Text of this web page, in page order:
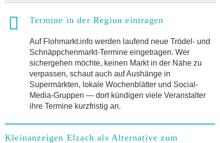
Termine in der Region eintragen
Auf Flohmarkt.info werden laufend neue Trödel- und
Schnäppchenmarkt-Termine eingetragen. Wer
sichergehen möchte, keinen Markt in der Nähe zu
verpassen, schaut auch auf Aushänge in
Supermärkten, lokale Wochenblätter und Social-
Media-Gruppen — dort kündigen viele Veranstalter
ihre Termine kurzfristig an.
Kleinanzeigen Elzach als Alternative zum